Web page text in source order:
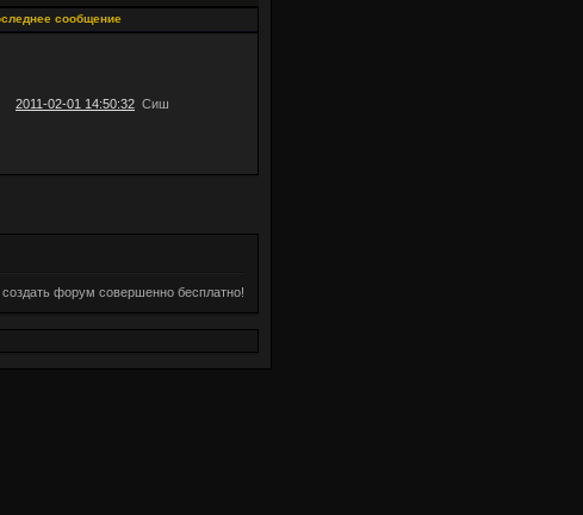
сообщение
2011-02-01 14:50:32 Сиш
cоздать форум совершенно бесплатно!